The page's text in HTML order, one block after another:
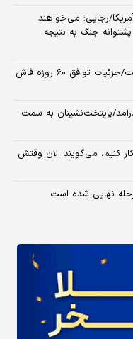
رجایی: می‌خواهند
جنگ به نتیجه
العربیه: توافق بازگشایی تنگه هرمز در راه است/جزئیات توافق ۶۰ روزه فاش
پایتخت‌نشینان به سمت
کار کنیم، می‌گویند الان وقتش
مرحله نهایی شده است